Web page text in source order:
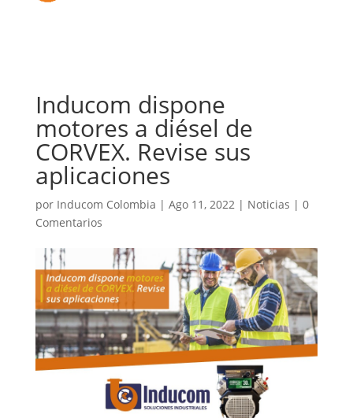
Inducom dispone
motores a diésel de
CORVEX. Revise sus
aplicaciones
por Inducom Colombia | Ago 11, 2022 | Noticias | 0
Comentarios